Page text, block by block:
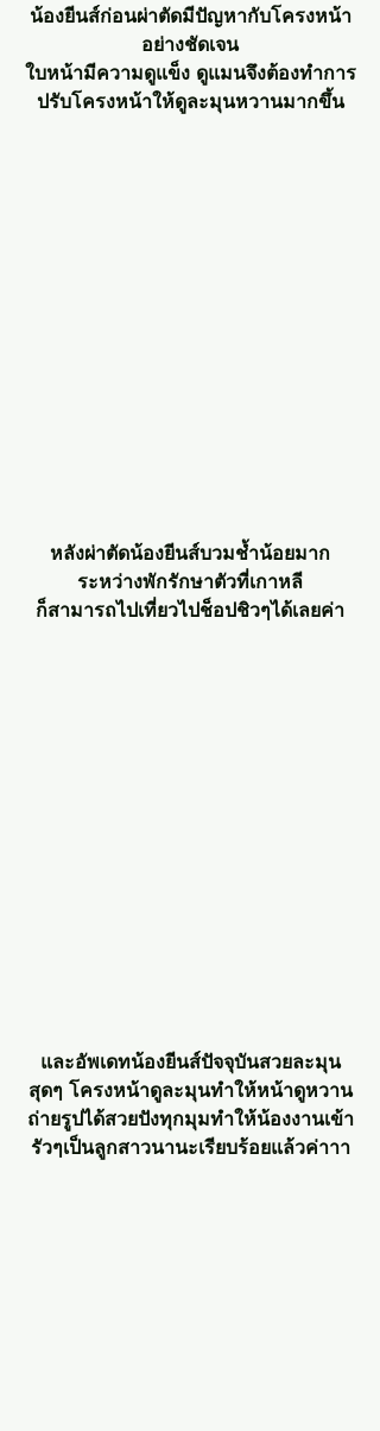
น้องยีนส์ก่อนผ่าตัดมีปัญหากับโครงหน้า
อย่างชัดเจน
ใบหน้ามีความดูแข็ง ดูแมนจึงต้องทำการ
ปรับโครงหน้าให้ดูละมุนหวานมากขึ้น
หลังผ่าตัดน้องยีนส์บวมช้ำน้อยมาก
ระหว่างพักรักษาตัวที่เกาหลี
ก็สามารถไปเที่ยวไปช็อปชิวๆได้เลยค่า
และอัพเดทน้องยีนส์ปัจจุบันสวยละมุน
สุดๆ โครงหน้าดูละมุนทำให้หน้าดูหวาน
ถ่ายรูปได้สวยปังทุกมุมทำให้น้องงานเข้า
รัวๆเป็นลูกสาวนานะเรียบร้อยแล้วค่าาา